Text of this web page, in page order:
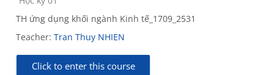
TH ứng dụng khối ngành Kinh tế_1709_2531
Teacher: Tran Thuy NHIEN
Click to enter this course